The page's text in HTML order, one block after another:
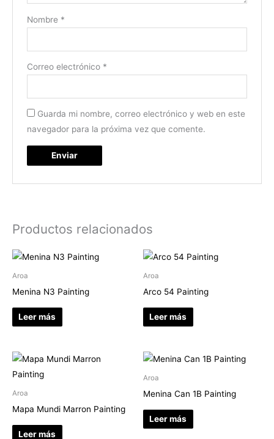
Nombre *
Correo electrónico *
Guarda mi nombre, correo electrónico y web en este
navegador para la próxima vez que comente.
Productos relacionados
Aroa
Menina N3 Painting
Leer más
Aroa
Arco 54 Painting
Leer más
Aroa
Mapa Mundi Marron Painting
Leer más
Aroa
Menina Can 1B Painting
Leer más